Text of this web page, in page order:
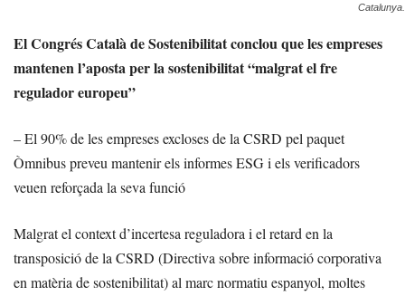
Catalunya.
El Congrés Català de Sostenibilitat conclou que les empreses
mantenen l’aposta per la sostenibilitat “malgrat el fre
regulador europeu”
– El 90% de les empreses excloses de la CSRD pel paquet
Òmnibus preveu mantenir els informes ESG i els verificadors
veuen reforçada la seva funció
Malgrat el context d’incertesa reguladora i el retard en la
transposició de la CSRD (Directiva sobre informació corporativa
en matèria de sostenibilitat) al marc normatiu espanyol, moltes